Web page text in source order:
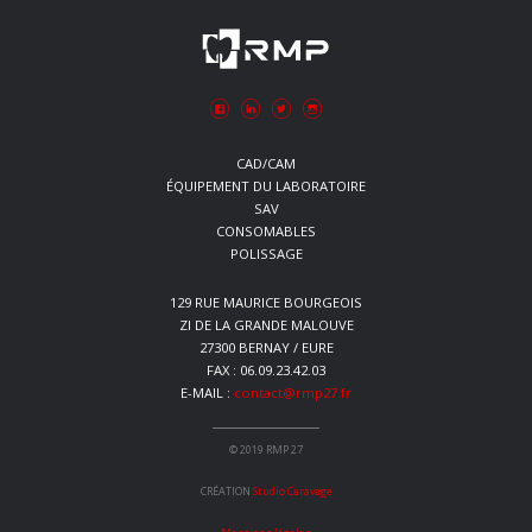
CAD/CAM
ÉQUIPEMENT DU LABORATOIRE
SAV
CONSOMABLES
POLISSAGE
129 RUE MAURICE BOURGEOIS
ZI DE LA GRANDE MALOUVE
27300 BERNAY / EURE
FAX : 06.09.23.42.03
E-MAIL : contact@rmp27.fr
© 2019 RMP 27
CRÉATION Studio Caravage